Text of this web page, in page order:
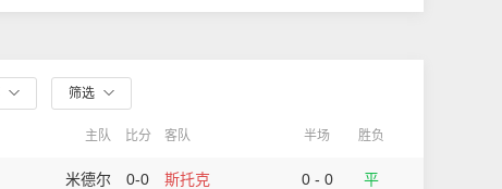
筛选
主队 比分 客队 半场 胜负
米德尔 0-0 斯托克 0 - 0 平